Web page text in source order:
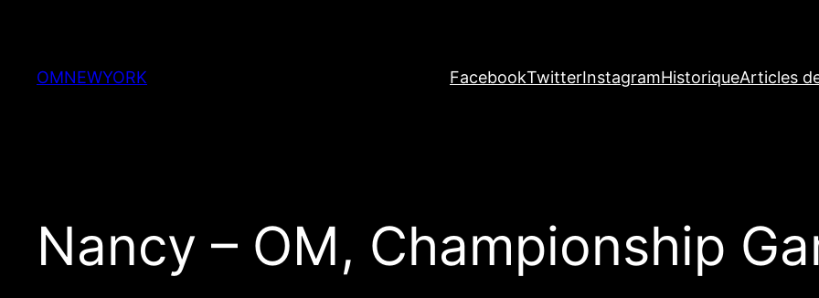
content
OMNEWYORK FacebookTwitterInstagramHistoriqueArticles
Nancy – OM, Championship